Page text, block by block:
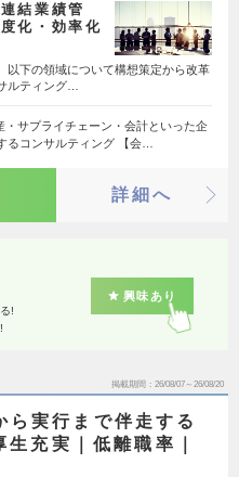
結業績管
化・効率化
以下の領域について構想策定から改革
ルティング…
・サプライチェーン・会計といった企
るコンサルティング 【会…
詳細へ
!
興味あり
掲載期間 26/08/07～26/08/20
実行まで伴走する
充実｜低離職率｜